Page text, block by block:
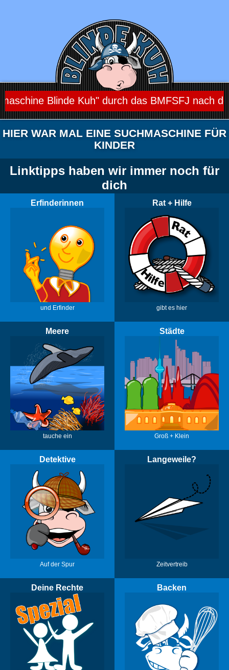
Blinde Kuh" durch das BMFSFJ nach
HIER WAR MAL EINE SUCHMASCHINE FÜR
KINDER
Linktipps haben wir immer noch für
dich
Erfinderinnen
und Erfinder
Rat + Hilfe
gibt es hier
Meere
tauche ein
Städte
Groß + Klein
Detektive
Auf der Spur
Langeweile?
Zeitvertreib
Deine Rechte Backen